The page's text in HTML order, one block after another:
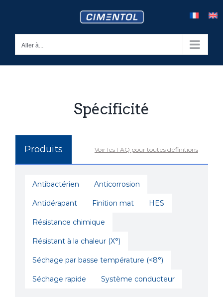
Aller à...
Spécificité
Produits Voir les FAQ pour toutes définitions
Antibactérien Anticorrosion
Antidérapant Finition mat HES
Résistance chimique
Résistant à la chaleur (X°)
Séchage par basse température (<8°)
Séchage rapide Système conducteur